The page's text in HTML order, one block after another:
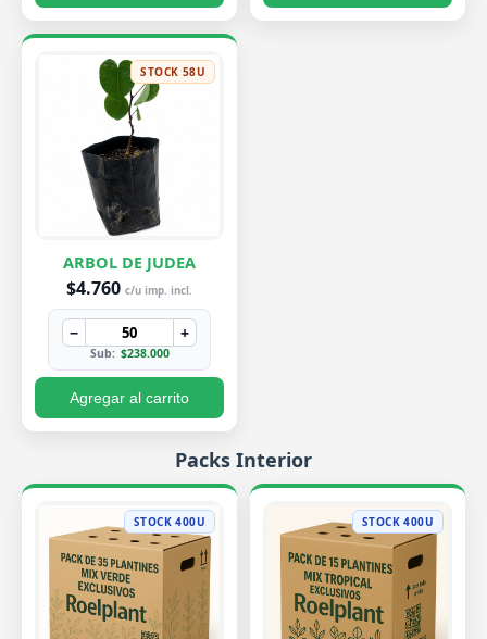
STOCK 58U
ARBOL DE JUDEA
$4.760 c/u imp. incl.
− +
Sub: $238.000
Agregar al carrito
Packs Interior
STOCK 400U STOCK 400U